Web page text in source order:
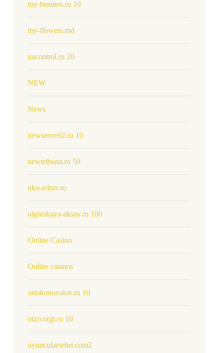
my-busines.ru 10
my-flowers.md
nacontrol.ru 20
NEW
News
newserverl2.ru 10
newtribuna.ru 50
nko-zdrav.ru
olginskaya-aksay.ru 100
Online Casino
Online casinos
ortokonovalov.ru 10
otzivorgt.ru 10
oyuncularsehri.com2